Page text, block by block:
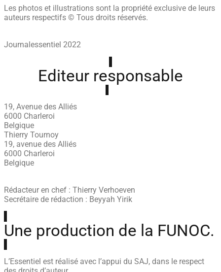
Les photos et illustrations sont la propriété exclusive de leurs
auteurs respectifs © Tous droits réservés.
Journalessentiel 2022
Editeur responsable
19, Avenue des Alliés
6000 Charleroi
Belgique
Thierry Tournoy
19, avenue des Alliés
6000 Charleroi
Belgique
Rédacteur en chef : Thierry Verhoeven
Secrétaire de rédaction : Beyyah Yirik
Une production de la FUNOC.
L’Essentiel est réalisé avec l’appui du SAJ, dans le respect